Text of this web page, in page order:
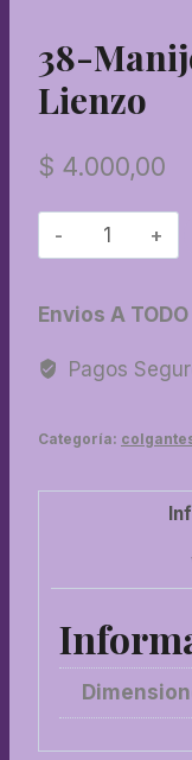
38-
Lienzo
$ 4.000,00
38-
Manijero
de
lienzo
cantidad
Envios A
Pagos
Categoría: